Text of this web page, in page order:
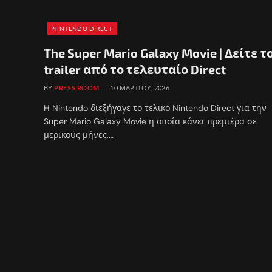
NINTENDO DIRECT
The Super Mario Galaxy Movie | Δείτε
trailer από το τελευταίο Direct
BY PRESS ROOM 10 ΜΑΡΤΊΟΥ, 2026
H Nintendo διεξήγαγε το τελικό Nintendo Direct για την
Super Mario Galaxy Movie η οποία κάνει πρεμιέρα σε
μερικούς μήνες,…